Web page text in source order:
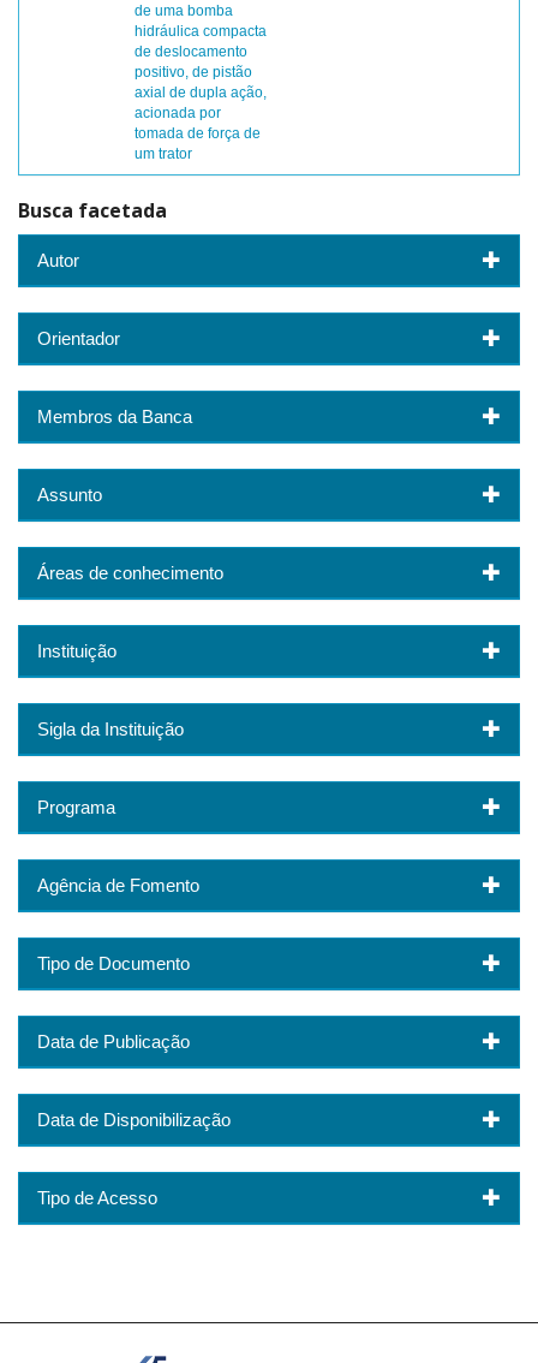
de uma bomba
hidráulica compacta
de deslocamento
positivo, de pistão
axial de dupla ação,
acionada por
tomada de força de
um trator
Busca facetada
Autor
Orientador
Membros da Banca
Assunto
Áreas de conhecimento
Instituição
Sigla da Instituição
Programa
Agência de Fomento
Tipo de Documento
Data de Publicação
Data de Disponibilização
Tipo de Acesso